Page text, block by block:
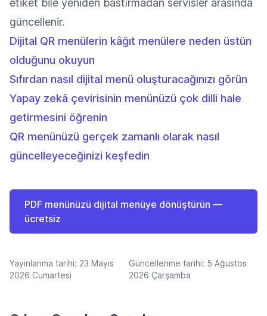
etiket bile yeniden bastırmadan servisler arasında
güncellenir.
Dijital QR menülerin kâğıt menülere neden üstün
olduğunu okuyun
Sıfırdan nasıl dijital menü oluşturacağınızı görün
Yapay zekâ çevirisinin menünüzü çok dilli hale
getirmesini öğrenin
QR menünüzü gerçek zamanlı olarak nasıl
güncelleyeceğinizi keşfedin
PDF menünüzü dijital menüye dönüştürün —
ücretsiz
Yayınlanma tarihi: 23 Mayıs
2026 Cumartesi
Güncellenme tarihi: 5 Ağustos
2026 Çarşamba